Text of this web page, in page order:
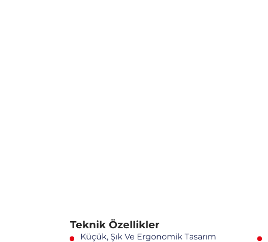
Teknik Özellikler
Küçük, Şık Ve Ergonomik Tasarım